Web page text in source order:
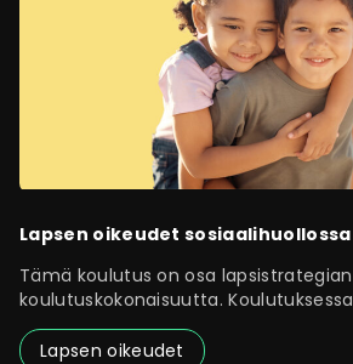
Lapsen oikeudet sosiaalihuollossa
Tämä koulutus on osa lapsistrategian
koulutuskokonaisuutta. Koulutuksessa
Lapsen oikeudet